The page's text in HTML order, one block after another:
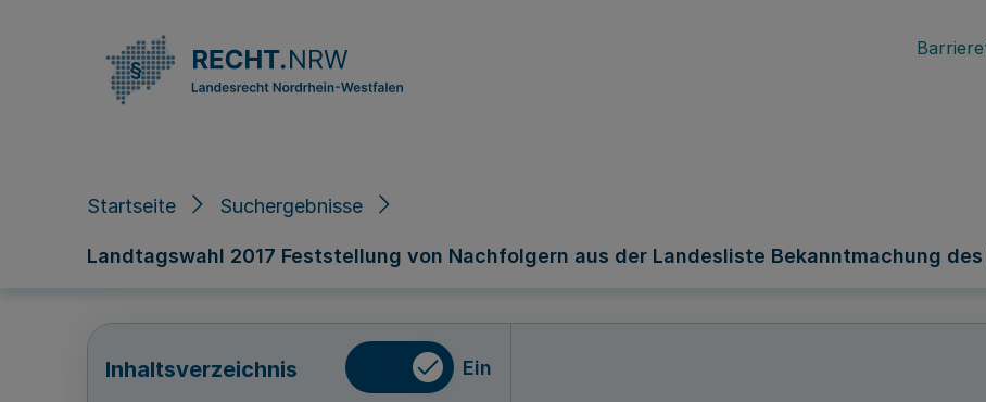
Startseite Suchergebnisse
Landtagswahl 2017 Feststellung von Nachfolgern aus der Landesliste Bekanntmachung des
Inhaltsverzeichnis Ein